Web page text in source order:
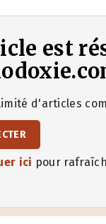
est
d'articles
ici pour